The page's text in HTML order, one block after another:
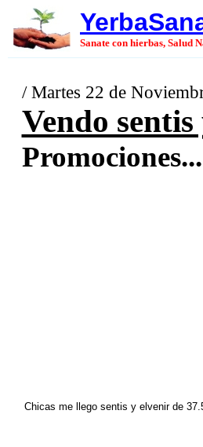
Sanate con hierbas, Salud
/ Martes 22 de
Vendo
Promociones...
Chicas me llego sentis y elvenir de